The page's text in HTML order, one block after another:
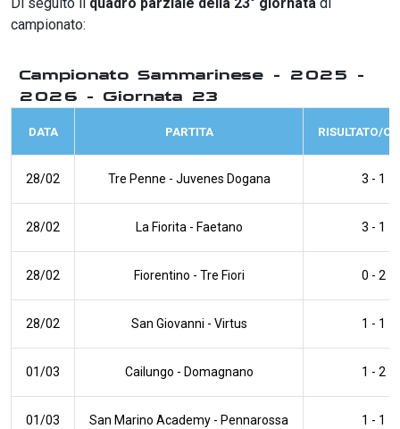
campionato:
Campionato Sammarinese - 2025 -
2026 - Giornata 23
DATA PARTITA RISULTATO/
28/02 Tre Penne - Juvenes Dogana 3 - 1
28/02 La Fiorita - Faetano 3 - 1
28/02 Fiorentino - Tre Fiori 0 - 2
28/02 San Giovanni - Virtus 1 - 1
01/03 Cailungo - Domagnano 1 - 2
01/03 San Marino Academy - Pennarossa 1 - 1